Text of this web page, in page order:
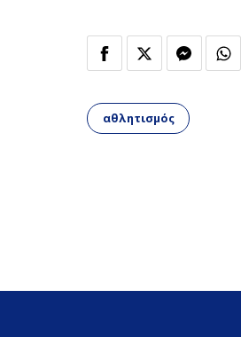
αθλητισμός